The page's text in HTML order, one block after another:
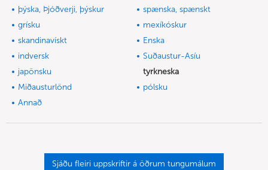
þýska, Þjóðverji, þýskur
spænska, spænskt
grísku
mexíkóskur
skandinavískt
Enska
indversk
Suðaustur-Asíu
japönsku
tyrkneska
Miðausturlönd
pólsku
Annað
Sjáðu fleiri uppskriftir á öðrum tungumálum